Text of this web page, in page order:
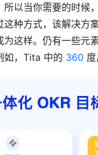
以当你需要的时候
种方式，该解决方
这样。仍有一些元
如，Tita 中的 360